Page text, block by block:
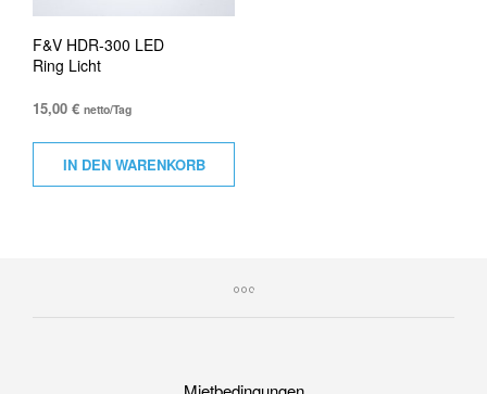
F&V HDR-300 LED
Ring Licht
15,00 € netto/Tag
IN DEN WARENKORB